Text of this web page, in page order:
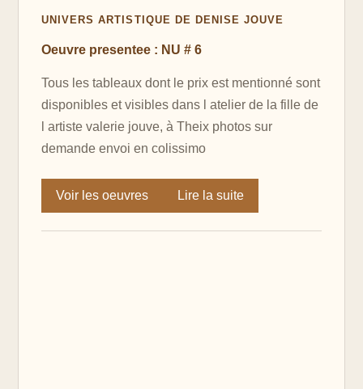
UNIVERS ARTISTIQUE DE DENISE JOUVE
Oeuvre presentee : NU # 6
Tous les tableaux dont le prix est mentionné sont
disponibles et visibles dans l atelier de la fille de
l artiste valerie jouve, à Theix photos sur
demande envoi en colissimo
Voir les oeuvres Lire la suite